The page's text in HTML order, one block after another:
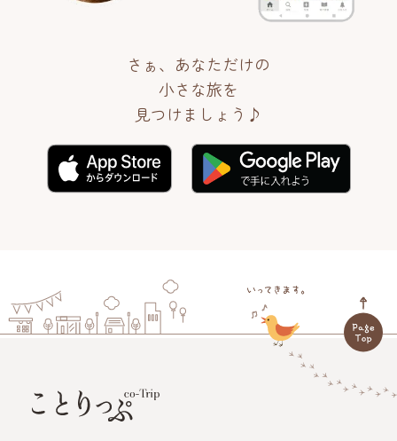
さぁ、あなただけの
小さな旅を
見つけましょう♪